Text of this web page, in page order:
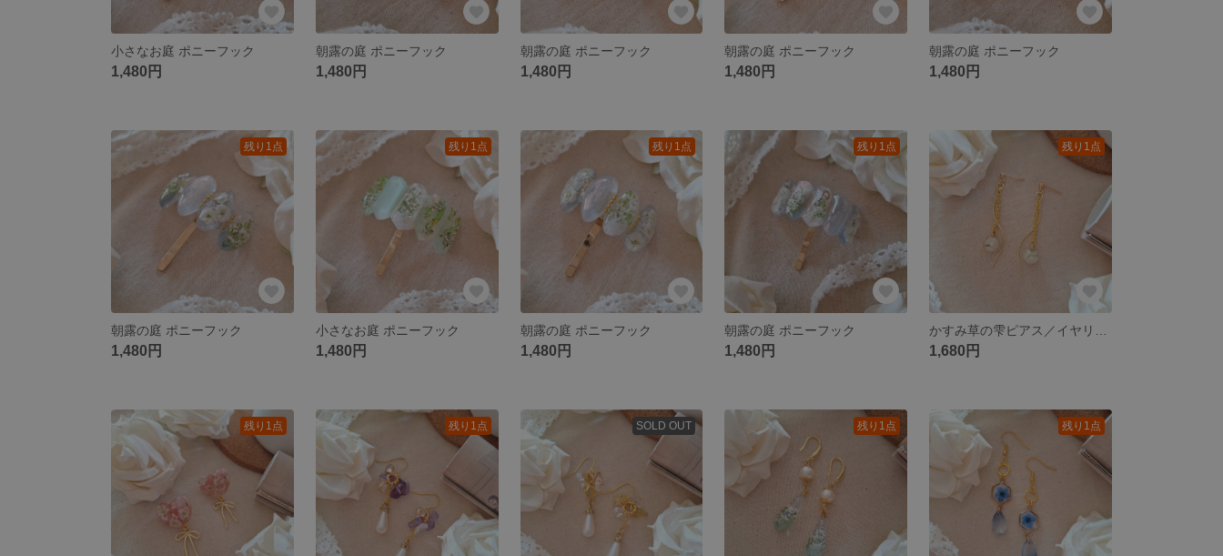
小さなお庭 ポニーフック
1,480円
朝露の庭 ポニーフック
1,480円
朝露の庭 ポニーフック
1,480円
朝露の庭 ポニーフック
1,480円
朝露の庭 ポニーフック
1,480円
残り1点
朝露の庭 ポニーフック
1,480円
残り1点
小さなお庭 ポニーフック
1,480円
残り1点
朝露の庭 ポニーフック
1,480円
残り1点
朝露の庭 ポニーフック
1,480円
残り1点
1,680円
残り1点 残り1点 SOLD OUT 残り1点 残り1点